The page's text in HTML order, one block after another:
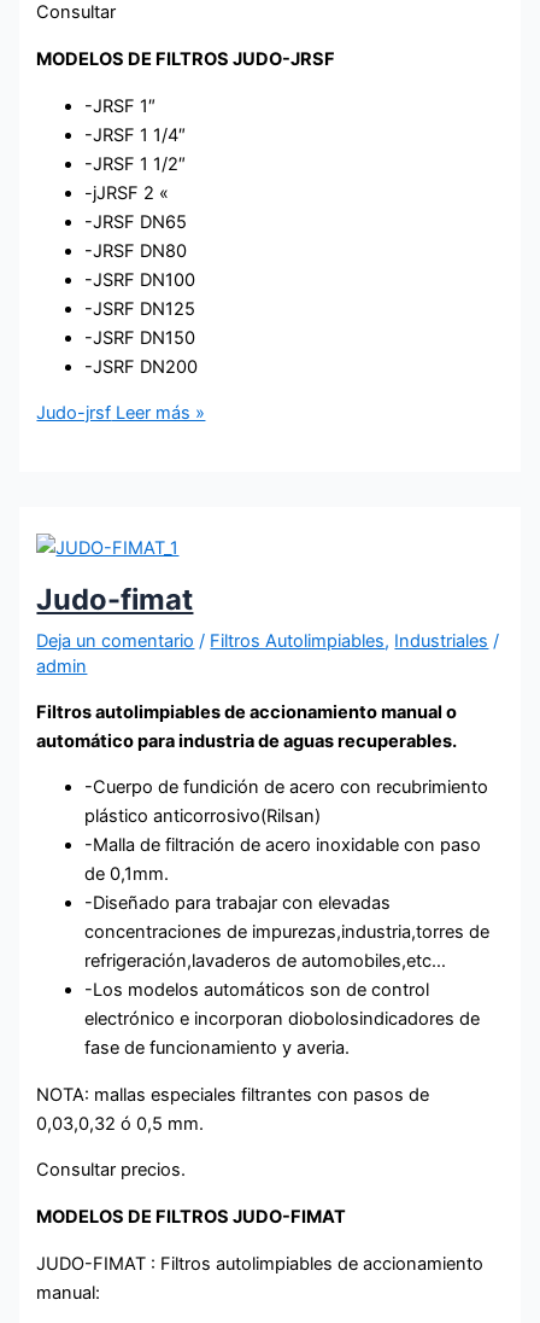
Consultar
MODELOS DE FILTROS JUDO-JRSF
-JRSF 1″
-JRSF 1 1/4″
-JRSF 1 1/2″
-jJRSF 2 «
-JRSF DN65
-JRSF DN80
-JSRF DN100
-JSRF DN125
-JSRF DN150
-JSRF DN200
Judo-jrsf Leer más »
Judo-fimat
Deja un comentario / Filtros Autolimpiables, Industriales /
admin
Filtros autolimpiables de accionamiento manual o
automático para industria de aguas recuperables.
-Cuerpo de fundición de acero con recubrimiento
plástico anticorrosivo(Rilsan)
-Malla de filtración de acero inoxidable con paso
de 0,1mm.
-Diseñado para trabajar con elevadas
concentraciones de impurezas,industria,torres de
refrigeración,lavaderos de automobiles,etc…
-Los modelos automáticos son de control
electrónico e incorporan diobolosindicadores de
fase de funcionamiento y averia.
NOTA: mallas especiales filtrantes con pasos de
0,03,0,32 ó 0,5 mm.
Consultar precios.
MODELOS DE FILTROS JUDO-FIMAT
JUDO-FIMAT : Filtros autolimpiables de accionamiento
manual: